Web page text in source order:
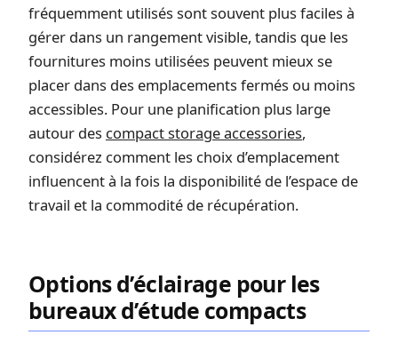
fréquemment utilisés sont souvent plus faciles à
gérer dans un rangement visible, tandis que les
fournitures moins utilisées peuvent mieux se
placer dans des emplacements fermés ou moins
accessibles. Pour une planification plus large
autour des compact storage accessories,
considérez comment les choix d’emplacement
influencent à la fois la disponibilité de l’espace de
travail et la commodité de récupération.
Options d’éclairage pour les
bureaux d’étude compacts